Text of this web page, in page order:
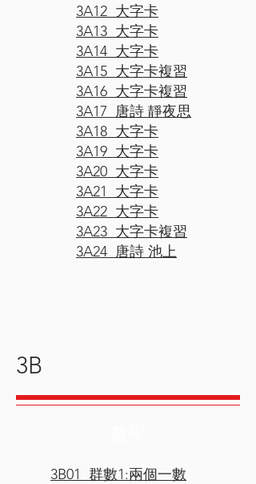
3A12 大字卡
3A13 大字卡
3A14 大字卡
3A15 大字卡複習
3A16 大字卡複習
3A17 唐詩 靜夜思
3A18 大字卡
3A19 大字卡
3A20 大字卡
3A21 大字卡
3A22 大字卡
3A23 大字卡複習
3A24 唐詩 池上
3B
3B01 群數1:兩個一數